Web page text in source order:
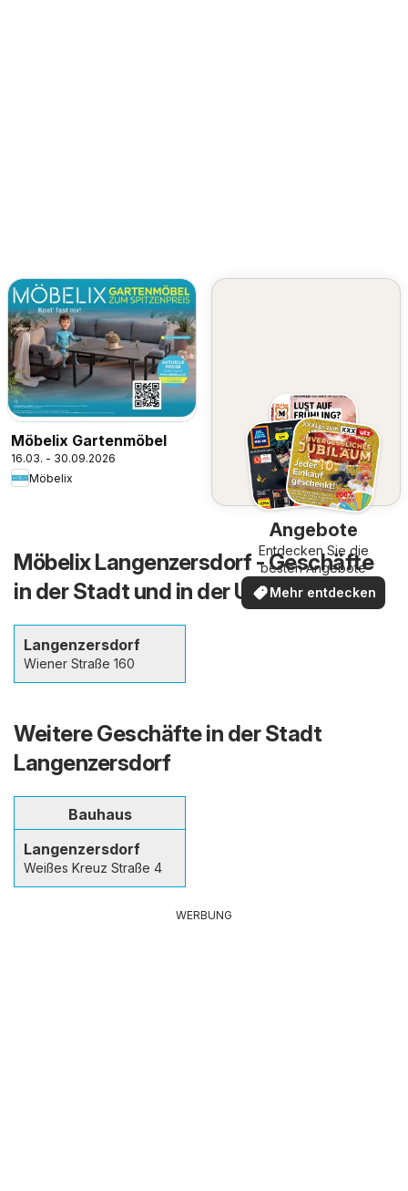
Möbelix Gartenmöbel
16.03. - 30.09.2026
Möbelix
Angebote
Entdecken Sie die
besten Angebote
Mehr entdecken
Möbelix Langenzersdorf - Geschäfte
in der Stadt und in der Umgebung
Langenzersdorf
Wiener Straße 160
Weitere Geschäfte in der Stadt
Langenzersdorf
Bauhaus
Langenzersdorf
Weißes Kreuz Straße 4
WERBUNG